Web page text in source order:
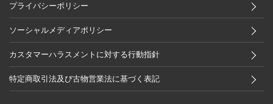
プライバシーポリシー
ソーシャルメディアポリシー
カスタマーハラスメントに対する行動指針
特定商取引法及び古物営業法に基づく表記